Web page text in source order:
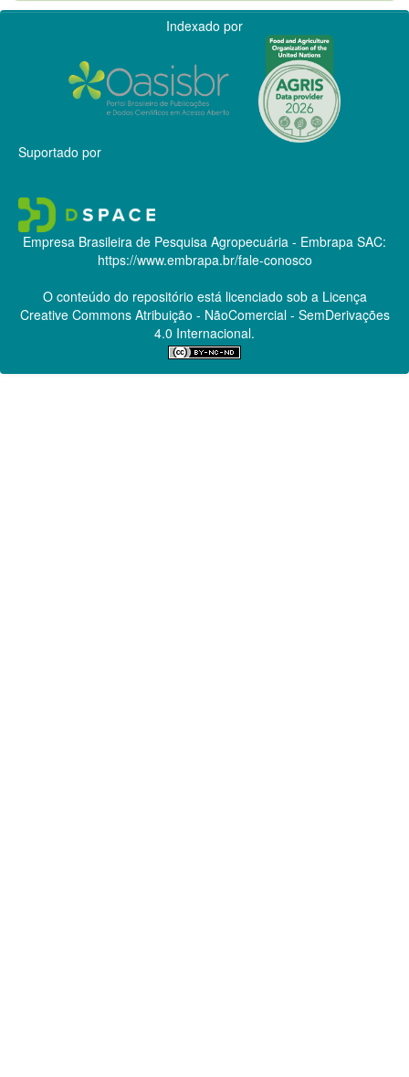
Indexado por
Suportado por
Empresa Brasileira de Pesquisa Agropecuária - Embrapa SAC:
https://www.embrapa.br/fale-conosco
O conteúdo do repositório está licenciado sob a Licença
Creative CommonsAtribuição - NãoComercial - SemDerivações
4.0 Internacional.